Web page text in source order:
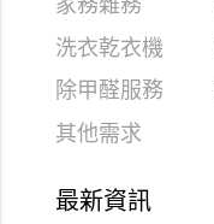
家務雜務
洗衣乾衣機
除甲醛服務
其他需求
最新資訊